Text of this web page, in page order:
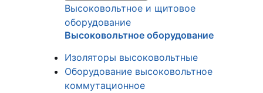
Высоковольтное и щитовое
оборудование
Высоковольтное оборудование
Изоляторы высоковольтные
Оборудование высоковольтное
коммутационное